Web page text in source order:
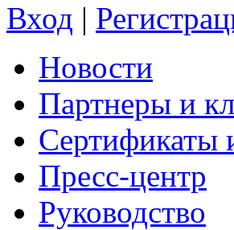
Вход |
Новости
Партнеры и
Сертификаты
Пресс-центр
Руководство